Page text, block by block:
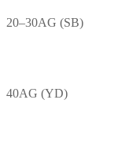
20–30AG (SB)
40AG (YD)